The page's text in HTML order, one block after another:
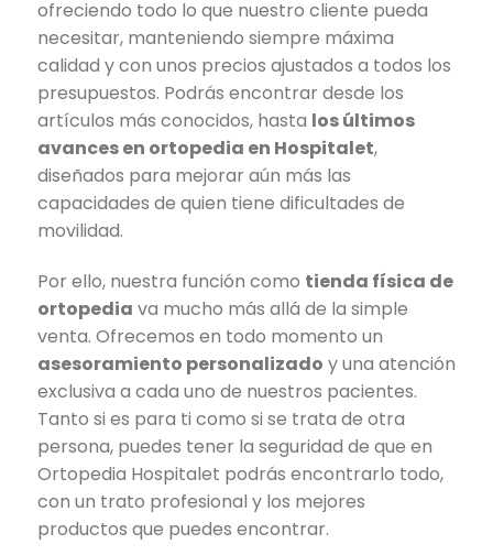
ofreciendo todo lo que nuestro cliente pueda
necesitar, manteniendo siempre máxima
calidad y con unos precios ajustados a todos los
presupuestos. Podrás encontrar desde los
artículos más conocidos, hasta los últimos
avances en ortopedia en Hospitalet,
diseñados para mejorar aún más las
capacidades de quien tiene dificultades de
movilidad.
Por ello, nuestra función como tienda física de
ortopedia va mucho más allá de la simple
venta. Ofrecemos en todo momento un
asesoramiento personalizado y una atención
exclusiva a cada uno de nuestros pacientes.
Tanto si es para ti como si se trata de otra
persona, puedes tener la seguridad de que en
Ortopedia Hospitalet podrás encontrarlo todo,
con un trato profesional y los mejores
productos que puedes encontrar.